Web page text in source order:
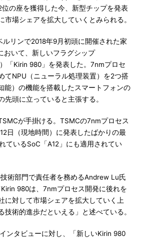
の座を獲得した今、新型チップを発表
市場シェアを拡大していくとみられる。
リンで2018年9月初頭に開催された家
おいて、新しいフラグシップ
「Kirin 980」を発表した。7nmプロセ
てNPU（ニューラル処理装置）を2つ搭
能）の機能を搭載したスマートフォンの
先頭に立っていると主張する。
が手掛ける。TSMCの7nmプロセス
日（現地時間）に発表したばかりの最
ているSoC「A12」にも適用されてい
術部門で責任者を務めるAndrew Lu氏
980は、7nmプロセス開発に後れを
に対して市場シェアを拡大していく上
技術的進歩だといえる」と述べている。
ンタビューに対し、「新しいKirin 980